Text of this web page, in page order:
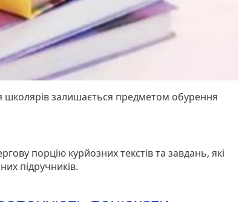
школярів залишається предметом обурення
порцію курйозних текстів та завдань, які
підручників.